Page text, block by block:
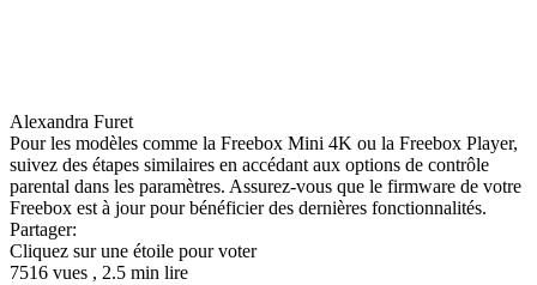
Alexandra Furet
Pour les modèles comme la Freebox Mini 4K ou la Freebox Player,
suivez des étapes similaires en accédant aux options de contrôle
parental dans les paramètres. Assurez-vous que le firmware de votre
Freebox est à jour pour bénéficier des dernières fonctionnalités.
Partager:
Cliquez sur une étoile pour voter
7516 vues , 2.5 min lire